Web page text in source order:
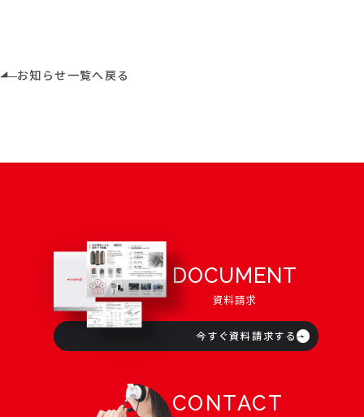
お知らせ一覧へ戻る
DOCUMENT
資料請求
今すぐ資料請求する
CONTACT